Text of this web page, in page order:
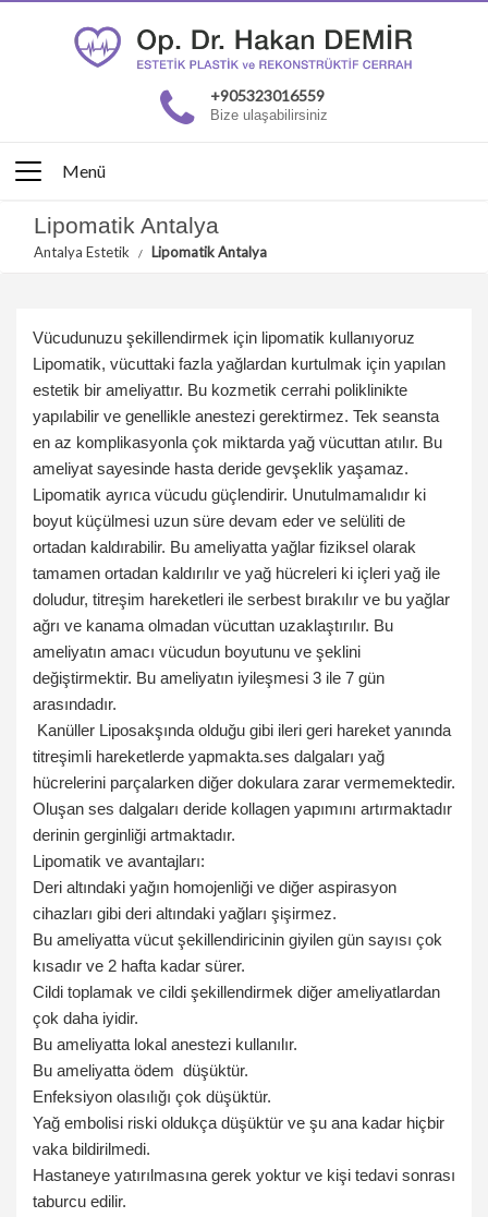
+905323016559
Bize ulaşabilirsiniz
Menü
Lipomatik Antalya
Antalya Estetik Lipomatik Antalya
Vücudunuzu şekillendirmek için lipomatik kullanıyoruz
Lipomatik, vücuttaki fazla yağlardan kurtulmak için yapılan
estetik bir ameliyattır. Bu kozmetik cerrahi poliklinikte
yapılabilir ve genellikle anestezi gerektirmez. Tek seansta
en az komplikasyonla çok miktarda yağ vücuttan atılır. Bu
ameliyat sayesinde hasta deride gevşeklik yaşamaz.
Lipomatik ayrıca vücudu güçlendirir. Unutulmamalıdır ki
boyut küçülmesi uzun süre devam eder ve selüliti de
ortadan kaldırabilir. Bu ameliyatta yağlar fiziksel olarak
tamamen ortadan kaldırılır ve yağ hücreleri ki içleri yağ ile
doludur, titreşim hareketleri ile serbest bırakılır ve bu yağlar
ağrı ve kanama olmadan vücuttan uzaklaştırılır. Bu
ameliyatın amacı vücudun boyutunu ve şeklini
değiştirmektir. Bu ameliyatın iyileşmesi 3 ile 7 gün
arasındadır.
Kanüller Liposakşında olduğu gibi ileri geri hareket yanında
titreşimli hareketlerde yapmakta.ses dalgaları yağ
hücrelerini parçalarken diğer dokulara zarar vermemektedir.
Oluşan ses dalgaları deride kollagen yapımını artırmaktadır
derinin gerginliği artmaktadır.
Lipomatik ve avantajları:
Deri altındaki yağın homojenliği ve diğer aspirasyon
cihazları gibi deri altındaki yağları şişirmez.
Bu ameliyatta vücut şekillendiricinin giyilen gün sayısı çok
kısadır ve 2 hafta kadar sürer.
Cildi toplamak ve cildi şekillendirmek diğer ameliyatlardan
çok daha iyidir.
Bu ameliyatta lokal anestezi kullanılır.
Bu ameliyatta ödem düşüktür.
Enfeksiyon olasılığı çok düşüktür.
Yağ embolisi riski oldukça düşüktür ve şu ana kadar hiçbir
vaka bildirilmedi.
Hastaneye yatırılmasına gerek yoktur ve kişi tedavi sonrası
taburcu edilir.